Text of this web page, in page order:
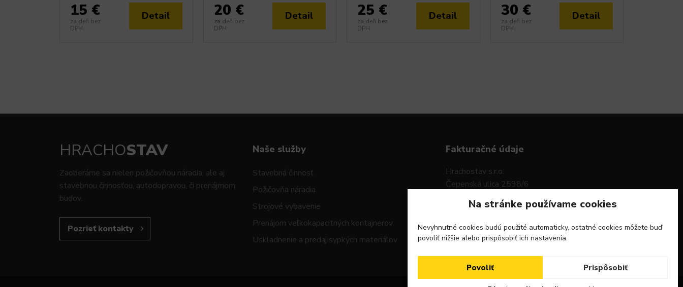
Na stránke používame cookies
Nevyhnutné cookies budú použité automaticky, ostatné cookies môžete buď
povoliť nižšie alebo prispôsobiť ich nastavenia.
Povoliť Prispôsobiť
15 €
za deň bez
DPH
Detail 20 €
za deň bez
DPH
Detail 25 €
za deň bez
DPH
Detail 30 €
za deň bez
DPH
Detail
HRACHOSTAV
Zaoberáme sa nielen požičovňou náradia, ale aj
stavebnou činnosťou, autodopravou, či prenájmom
budov.
Pozrieť kontakty
Naše služby
Stavebná činnosť
Požičovňa náradia
Strojové vybavenie
Prenájom veľkokapacitných kontajnerov
Uskladnenie a predaj sypkých materiálov
Fakturačné údaje
Hrachostav s.r.o.
Čepenská ulica 2598/6
IČO: 47592559
IČ DPH: SK15964826683